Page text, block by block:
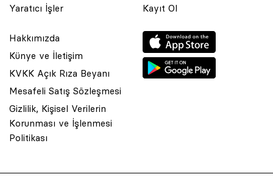
Yaratıcı İşler
Kayıt Ol
Hakkımızda
Künye ve İletişim
KVKK Açık Rıza Beyanı
Mesafeli Satış Sözleşmesi
Gizlilik, Kişisel Verilerin
Korunması ve İşlenmesi
Politikası
© 2001 Rota Yayın Yapım Tanıtım Tic. Ltd. Şti. Bu Sitede Bulunan
Asquared WordPress Agencytarafından tasarlanmış ve